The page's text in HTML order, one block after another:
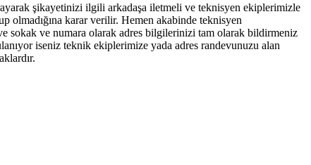
şikayetinizi ilgili arkadaşa iletmeli ve teknisyen ekiplerimizle
olmadığına karar verilir. Hemen akabinde teknisyen
sokak ve numara olarak adres bilgilerinizi tam olarak bildirmeniz
iseniz teknik ekiplerimize yada adres randevunuzu alan